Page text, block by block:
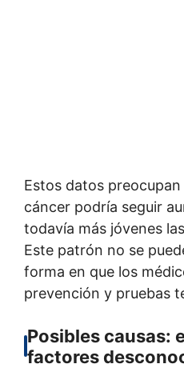
Estos datos
cáncer podría seguir
todavía más jóvenes
Este patrón no se
forma en que los
prevención y pruebas
Posibles causas:
factores